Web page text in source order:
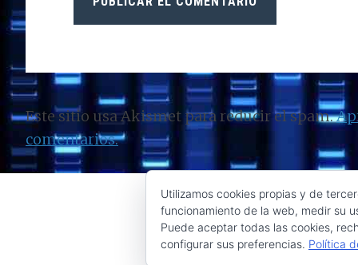
Este sitio usa Akismet para reducir el spam.
comentarios.
Utilizamos cookies propias y de
funcionamiento de la web, medir su
Puede aceptar todas las cookies,
configurar sus preferencias. Política